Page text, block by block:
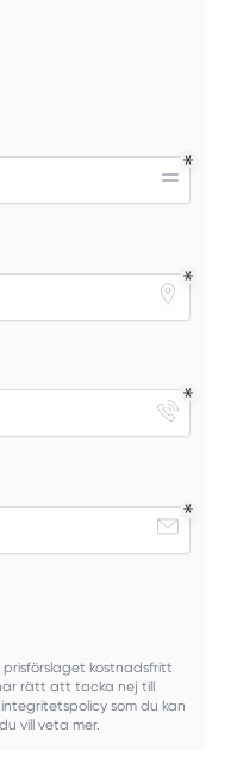
kostnadsfritt
rätt att tacka nej till
som du kan
vill veta mer.